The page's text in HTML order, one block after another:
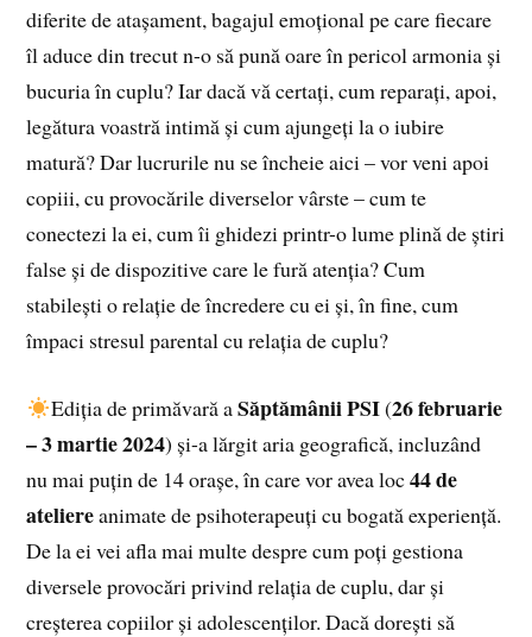
diferite de atașament, bagajul emoțional pe care fiecare
îl aduce din trecut n-o să pună oare în pericol armonia și
bucuria în cuplu? Iar dacă vă certați, cum reparați, apoi,
legătura voastră intimă și cum ajungeți la o iubire
matură? Dar lucrurile nu se încheie aici – vor veni apoi
copiii, cu provocările diverselor vârste – cum te
conectezi la ei, cum îi ghidezi printr-o lume plină de știri
false și de dispozitive care le fură atenția? Cum
stabilești o relație de încredere cu ei și, în fine, cum
împaci stresul parental cu relația de cuplu?
Ediția de primăvară aSăptămânii PSI(26 februarie
– 3 martie 2024) și-a lărgit aria geografică, incluzând
nu mai puțin de 14 orașe, în care vor avea loc44 de
ateliereanimate de psihoterapeuți cu bogată experiență.
De la ei vei afla mai multe despre cum poți gestiona
diversele provocări privind relația de cuplu, dar și
creșterea copiilor și adolescenților. Dacă dorești să